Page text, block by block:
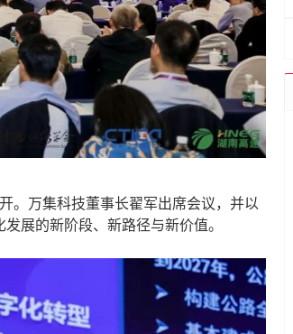
万集科技董事长翟军出席会议，并以
展的新阶段、新路径与新价值。